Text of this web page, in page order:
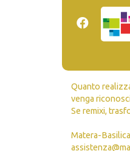
Quanto
venga
Se remixi,
Matera-